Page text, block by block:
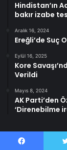
Hindistan’ın
bakır izabe
Aralık 16, 2024
Ereğli’de Suç
Eylül 16, 2025
Kore
Verildi
Mayıs 8, 2024
AK Parti’den
‘Direnebilme